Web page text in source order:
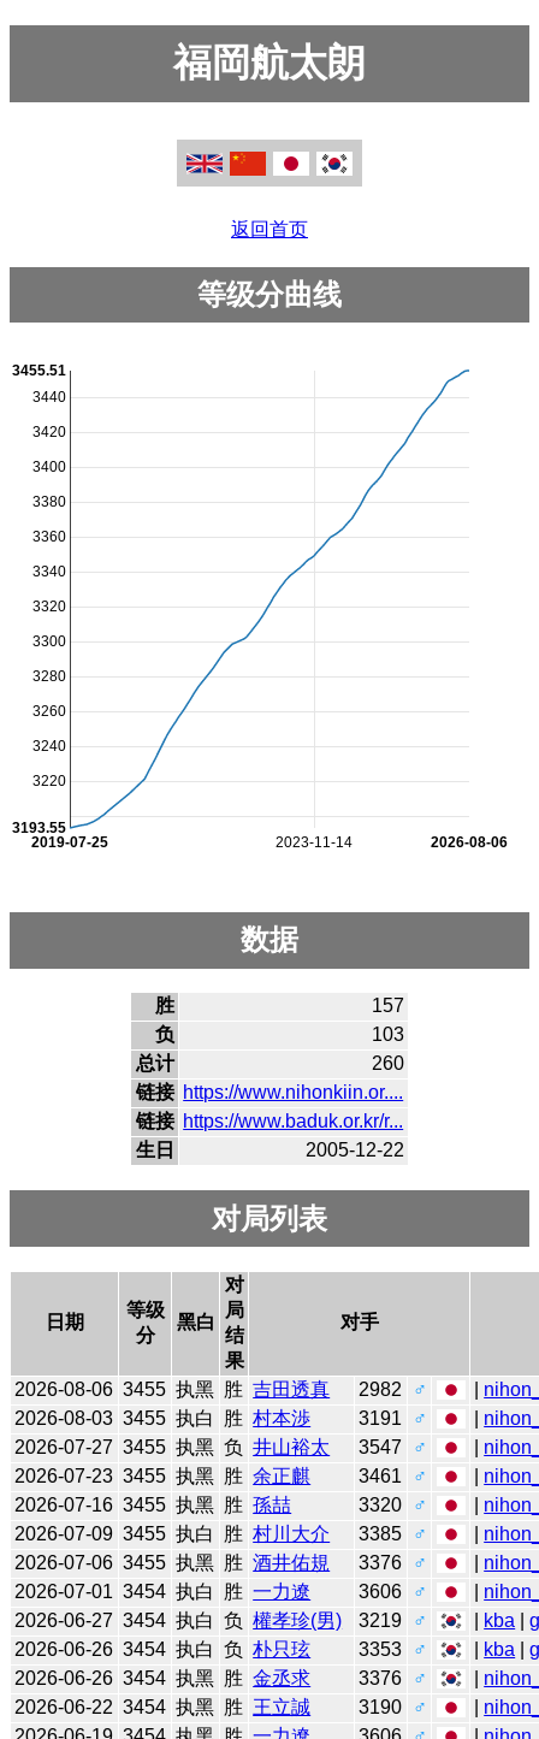
福岡航太朗
返回首页
等级分曲线
2023-11-14
2019-07-25 2026-08-06
3220
3240
3260
3280
3300
3320
3340
3360
3380
3400
3420
3440
3193.55
3455.51
数据
胜
157
负
103
总计
260
链接 https://www.nihonkiin.or....
链接 https://www.baduk.or.kr/r...
生日
2005-12-22
对局列表
日期
等级
分
黑白
对
局
结
果
对手
2026-08-06 3455 执黑 胜 吉田透真 2982 ♂
2026-08-03 3455 执白 胜 村本渉 3191 ♂
2026-07-27 3455 执黑 负 井山裕太 3547 ♂
2026-07-23 3455 执黑 胜 余正麒 3461 ♂
2026-07-16 3455 执黑 胜 孫喆 3320 ♂
2026-07-09 3455 执白 胜 村川大介 3385 ♂
2026-07-06 3455 执黑 胜 酒井佑規 3376 ♂
2026-07-01 3454 执白 胜 一力遼 3606 ♂
2026-06-27 3454 执白 负 權孝珍(男) 3219 ♂ kba |
2026-06-26 3454 执白 负 朴只玹 3353 ♂ kba |
2026-06-26 3454 执黑 胜 金丞求 3376 ♂
2026-06-22 3454 执黑 胜 王立誠 3190 ♂